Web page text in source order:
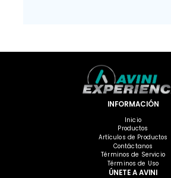
INFORMACIÓN
Inicio
Productos
Artículos de Productos
Contáctanos
Términos de Servicio
Términos de Uso
ÚNETE A AVINI